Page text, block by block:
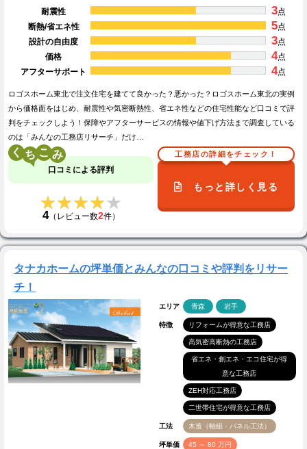
耐震性 3点
断熱/省エネ性
5点
設計の自由度
3点
価格
4点
アフターサポート
4点
ロゴスホーム東北で注文住宅を建てて良かった？悪かった？ロゴスホーム東北の実例
から価格面をはじめ、耐震性や気密断熱性、省エネ性などの住宅性能など口コミで評
判をチェックしよう！保障やアフターサービスの情報や値下げ方法まで調査している
のは「みんなの工務店リサーチ」だけ…
く こ
口コミによる評判
★★★★★
★★★★★
4（レビュー数2件）
工務店の詳細をチェック！
もっと詳しく見る
タナカホームの坪単価とみんなの口コミや評判をリサー
チ！
エリア 青森 岩手
特徴 リフォームが得意な工務店
高気密高断熱の工務店
省エネ・創エネ・エコ住宅が得
意な工務店
ZEH対応工務店
二世帯住宅が得意な工務店
工法 木造（軸組・パネル工法）
坪単価 45 ～ 80 万円